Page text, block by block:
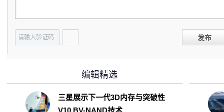
发布
编辑精选
三星展示下一代3D内存与突破性